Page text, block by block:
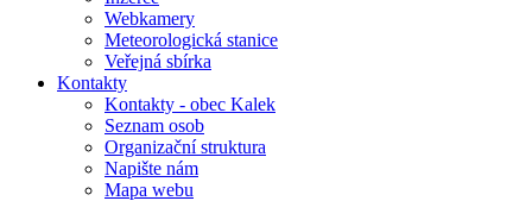
Webkamery
Meteorologická stanice
Veřejná sbírka
Kontakty
Kontakty - obec Kalek
Seznam osob
Organizační struktura
Napište nám
Mapa webu